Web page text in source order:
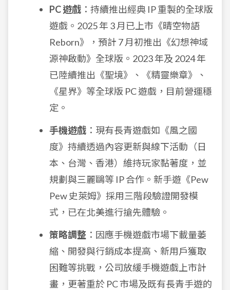
PC 遊戲 ：持續推出經典 IP 重製的全球版
遊戲。2025 年 3 月已上市《晴空物語
Reborn》，預計 7 月初推出《幻想神域
源神啟動》全球版。2023 年及 2024 年
已陸續推出《聖境》、《精靈樂章》、
《星界》等全球版 PC 遊戲，目前營運穩
定。
手機遊戲 ：現有長青遊戲如《風之國
度》持續透過內容更新與線下活動（日
本、台灣、香港）維持玩家黏著度，並
規劃與三麗鷗等 IP 合作。新手遊《Pew
Pew 史萊姆》採用三階段驗證開發模
式，已在北美進行搶先體驗。
策略調整 ：因應手機遊戲市場下載量萎
縮、開發與行銷成本提高、新用戶獲取
困難等挑戰，公司放緩手機遊戲上市計
畫，更著重於 PC 市場及既有長青手遊的